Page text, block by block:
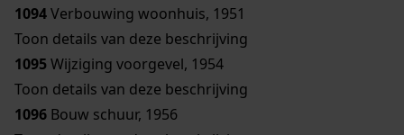
1094Verbouwing woonhuis, 1951
Toon details van deze beschrijving
1095Wijziging voorgevel, 1954
Toon details van deze beschrijving
1096 Bouw schuur, 1956